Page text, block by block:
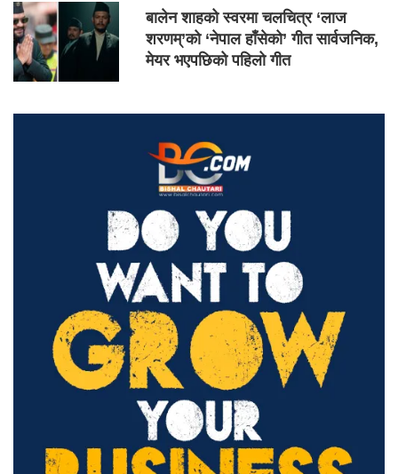
बालेन शाहको स्वरमा चलचित्र ‘लाज
शरणम्’को ‘नेपाल हाँसेको’ गीत सार्वजनिक,
मेयर भएपछिको पहिलो गीत